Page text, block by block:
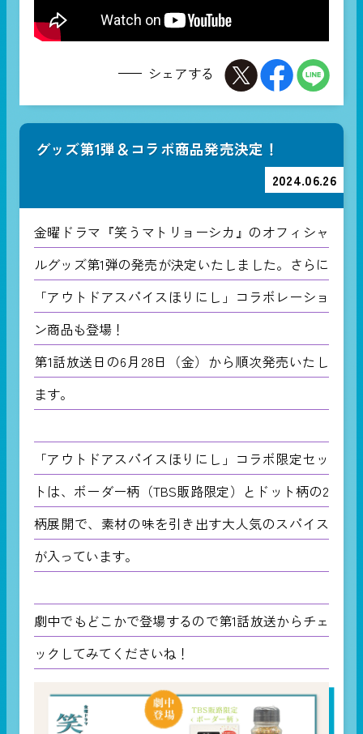
シェアする
グッズ第1弾＆コラボ商品発売決定！
2024.06.26
金曜ドラマ『笑うマトリョーシカ』のオフィシャ
ルグッズ第1弾の発売が決定いたしました。さらに
「アウトドアスパイスほりにし」コラボレーショ
ン商品も登場！
第1話放送日の6月28日（金）から順次発売いたし
ます。
「アウトドアスパイスほりにし」コラボ限定セッ
トは、ボーダー柄（TBS販路限定）とドット柄の2
柄展開で、素材の味を引き出す大人気のスパイス
が入っています。
劇中でもどこかで登場するので第1話放送からチェ
ックしてみてくださいね！